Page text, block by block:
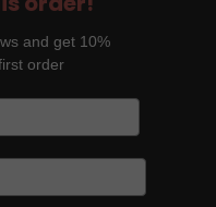
and get 10%
order